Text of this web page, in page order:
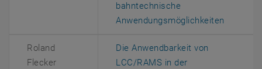
bahntechnische
Anwendungsmöglichkeiten
Roland
Flecker
Die Anwendbarkeit von
LCC/RAMS in der